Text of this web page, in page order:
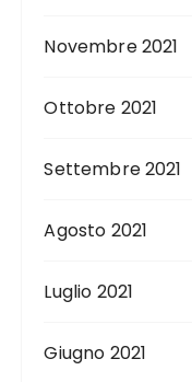
Novembre 2021
Ottobre 2021
Settembre 2021
Agosto 2021
Luglio 2021
Giugno 2021